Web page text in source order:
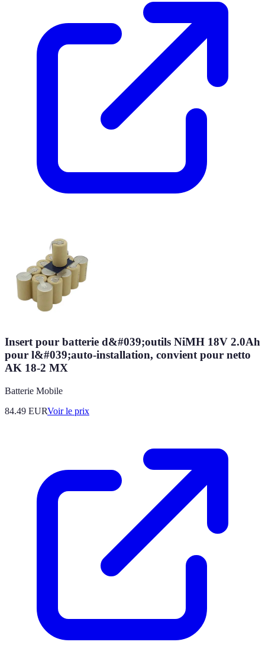
Insert pour batterie d&#039;outils NiMH 18V 2.0Ah
pour l&#039;auto-installation, convient pour netto
AK 18-2 MX
Batterie Mobile
84.49 EURVoir le prix